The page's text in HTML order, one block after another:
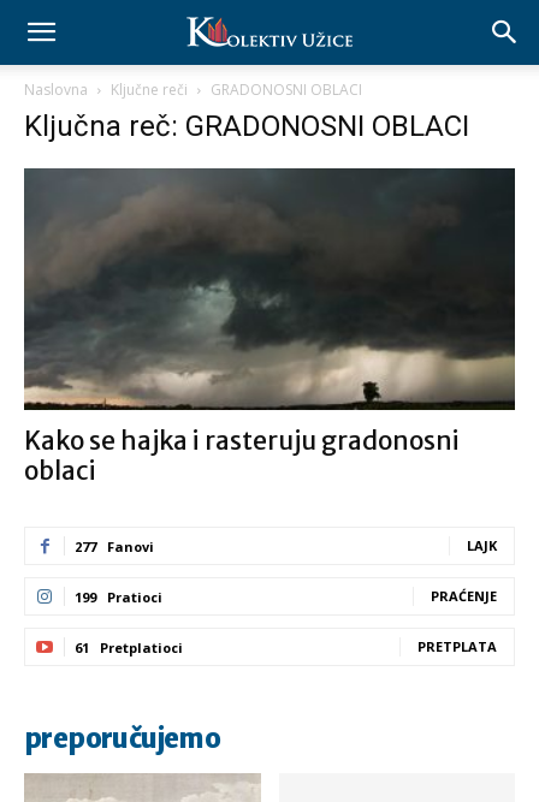
Naslovna Ključne reči GRADONOSNI OBLACI
Ključna reč: GRADONOSNI OBLACI
Kako se hajka i rasteruju gradonosni
oblaci
277 Fanovi LAJK
199 Pratioci PRAĆENJE
61 Pretplatioci PRETPLATA
preporučujemo